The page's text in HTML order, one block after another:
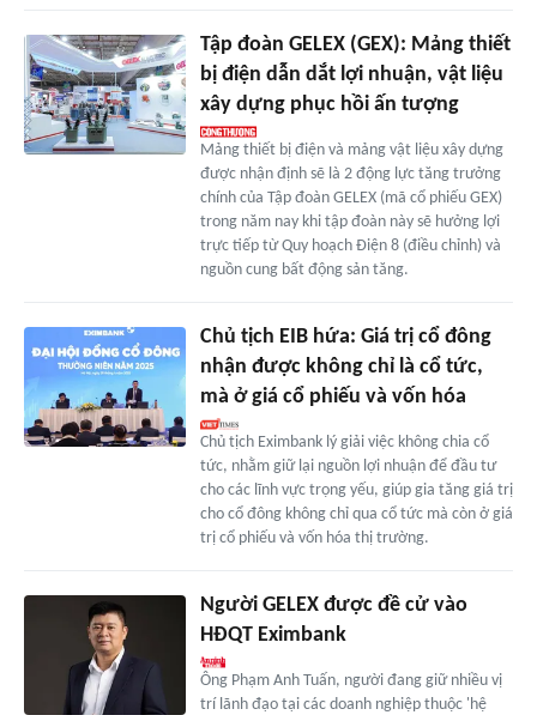
Tập đoàn GELEX (GEX): Mảng thiết
bị điện dẫn dắt lợi nhuận, vật liệu
xây dựng phục hồi ấn tượng
Mảng thiết bị điện và mảng vật liệu xây dựng
được nhận định sẽ là 2 động lực tăng trưởng
chính của Tập đoàn GELEX (mã cổ phiếu GEX)
trong năm nay khi tập đoàn này sẽ hưởng lợi
trực tiếp từ Quy hoạch Điện 8 (điều chỉnh) và
nguồn cung bất động sản tăng.
Chủ tịch EIB hứa: Giá trị cổ đông
nhận được không chỉ là cổ tức,
mà ở giá cổ phiếu và vốn hóa
Chủ tịch Eximbank lý giải việc không chia cổ
tức, nhằm giữ lại nguồn lợi nhuận để đầu tư
cho các lĩnh vực trọng yếu, giúp gia tăng giá trị
cho cổ đông không chỉ qua cổ tức mà còn ở giá
trị cổ phiếu và vốn hóa thị trường.
Người GELEX được đề cử vào
HĐQT Eximbank
Ông Phạm Anh Tuấn, người đang giữ nhiều vị
trí lãnh đạo tại các doanh nghiệp thuộc 'hệ